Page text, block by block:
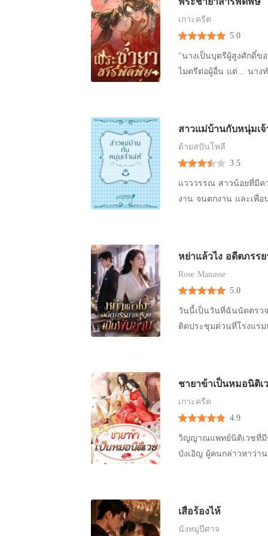
จนแหลกละเอียด งามจิต
จะไม่มีวันยอมตายทั้งเป็
เพราะพ่อของเธอก็อายุม
นอก ไร่ที่เป็นทุกสิ่งทุกอย่
แทนผู้เป็นบิดา ได้เต็มตั
ของเธอ เควิน เตชะวงศ์วรากุล (คุณเค) อายุ 35 ปี นักธุรกิจหนุ่มหล่อ เป็นผู้ชายที่สาวๆ ต่างหมาย
ปอง เขาทั้งหล่อ ทั้งรวย ก็ไม่แปลกที่จะมีส
นั้น เวลาที่ผมนอนกับพว
เลขาของผมก็งั้นๆ ผมไม่
วัดหรอกครับ เธอทำงาน
ทำงานไม่ดีนะครับ แต่มาตรฐานของผมคงจ
สาวตัวเล็กผิวขาวตาโ
เจ้าชู้ เข้มงวด เนียบ ค
เธอใฝ่ฝัน อคิณ ทวีทรัพย์ธาดา (คิณ) อายุ 26 ปี "ผมอคิณ เจ้าของไร่ชา อายุอานามก็พอๆ กับกรีนนั่น
แหละครับ เพราะผมกับ
ด้วย เวลามันดุลูกน้องที่
อีกคนนึงแน่ ฮึ้ยยยย!! แ
ทะมัดทะแมง เธอทำงาน
พูดจาฉะฉาน กำลังเดิน
จะมีประสบการณ์ในการ
และยังพูดได้ตั้งหลายภา
เกาะครีต
5.0
"นางเป็นบุตรีผู้สูงศักดิ์ข
ไมตรีต่อผู้อื่น แต่... นาง
แค้นด้วยชีวิตทั้งตระกูลของพวกเจ้า เมื่อเกิดใหม่อีกครั้ง นางอายุได้สิ
ชะตากรรมและแก้แค้นช
แหน่งฮูหยินงั้นเหรอ บอ
เลย ส่วนชายชั่วนั่น ข้าจ
เจ้าต้องมาช่วยข้าด้วย？"
สาวแม่บ้านกับหนุ่มเจ้
ด้ายสปันโพลี
3.5
แวววรรณ สาวน้อยที่มีค
งาน จนตกงาน และเพื่
ปลุกขึ้นให้ตื่นพร้อมๆ กับค
หย่าแล้วไง อดีตภรร
Rose Manasse
5.0
วันนี้เป็นวันที่ฉันนัดตรวจสุขภ
ติดประชุมด่วนที่โรงแรม
ราคาแพงมาง้อฉัน แต่ฉั
ศักดิ์ศรีถึงในบ้าน ซ้ำเขายังกักขังหน่
บริษัทเทคโนโลยีของตัวเ
หนึ่ง ในสายตาพวกเขา ฉันคง
แอบหนีออกจากบ้าน โท
เขาได้เห็นกับตา ว่าใคร
ชายาข้าเป็นหมอนิติเ
เกาะครีต
4.9
วิญญาณแพทย์นิติเวชที่มี
บังเอิญ ผู้คนกล่าวหาว่า
อยากจะกล่าวหาผู้ใดสัก
ปั่นโลกด้วยความสามาร
เสือร้องไห้
นังหมูปีศาจ